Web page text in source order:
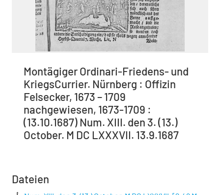
Montägiger Ordinari-Friedens- und
KriegsCurrier. Nürnberg : Offizin
Felsecker, 1673 – 1709
nachgewiesen, 1673-1709 :
(13.10.1687) Num. XIII. den 3. (13.)
October. M DC LXXXVII. 13.9.1687
Dateien